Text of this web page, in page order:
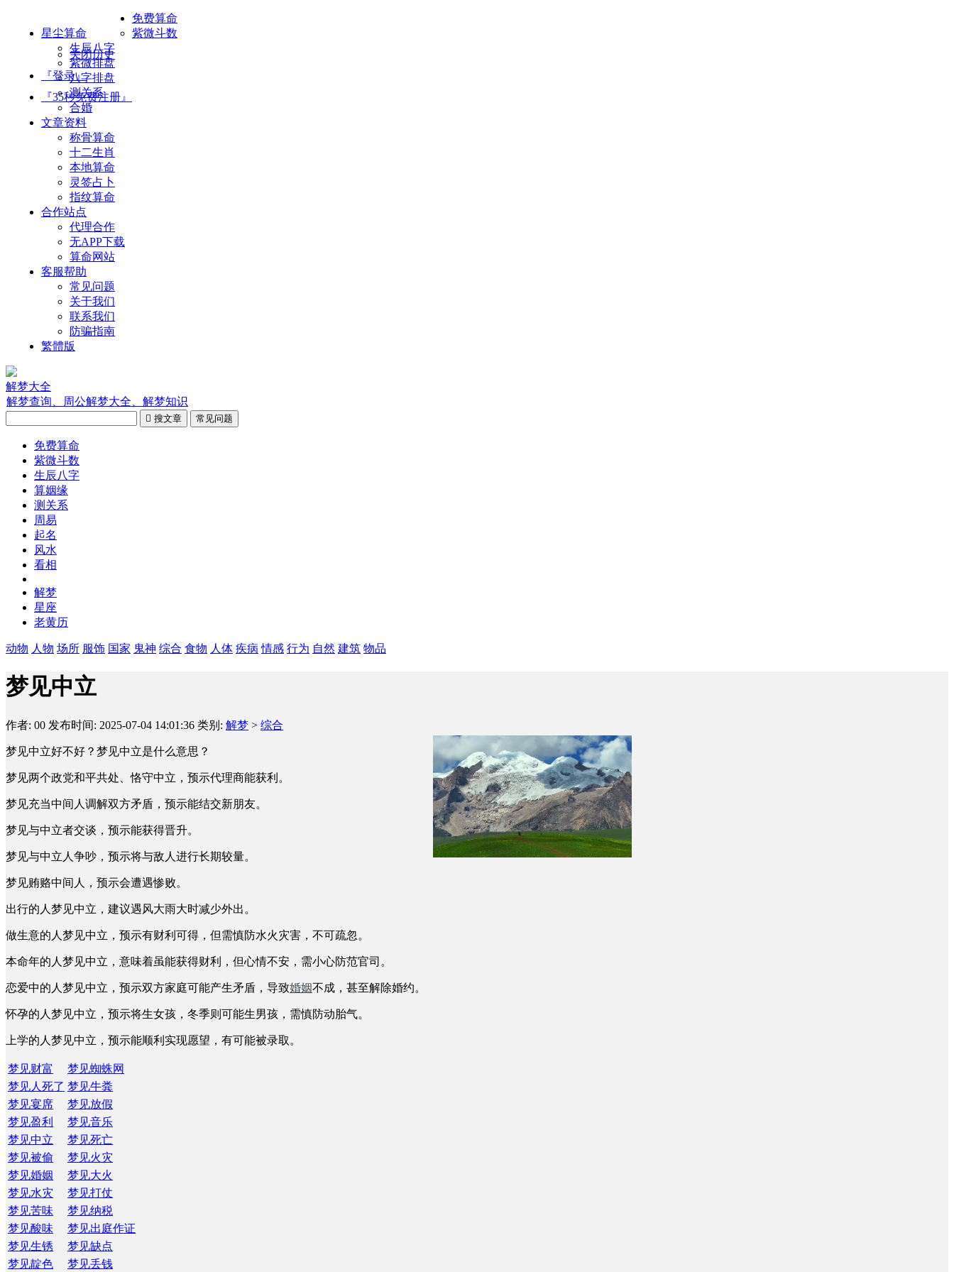
星尘算命
关闭历史
『登录』
『35秒免费注册』
免费算命
紫微斗数
生辰八字
紫微排盘
八字排盘
测关系
合婚
文章资料
称骨算命
十二生肖
本地算命
灵签占卜
指纹算命
合作站点
代理合作
无APP下载
算命网站
客服帮助
常见问题
关于我们
联系我们
防骗指南
繁體版
解梦大全
解梦查询、周公解梦大全、解梦知识
 搜文章 常见问题
免费算命
紫微斗数
生辰八字
算姻缘
测关系
周易
起名
风水
看相
解梦
星座
老黄历
动物 人物 场所 服饰 国家 鬼神 综合 食物 人体 疾病 情感 行为 自然 建筑 物品
梦见中立
作者: 00 发布时间: 2025-07-04 14:01:36 类别: 解梦 > 综合
梦见中立好不好？梦见中立是什么意思？
梦见两个政党和平共处、恪守中立，预示代理商能获利。
梦见充当中间人调解双方矛盾，预示能结交新朋友。
梦见与中立者交谈，预示能获得晋升。
梦见与中立人争吵，预示将与敌人进行长期较量。
梦见贿赂中间人，预示会遭遇惨败。
出行的人梦见中立，建议遇风大雨大时减少外出。
做生意的人梦见中立，预示有财利可得，但需慎防水火灾害，不可疏忽。
本命年的人梦见中立，意味着虽能获得财利，但心情不安，需小心防范官司。
恋爱中的人梦见中立，预示双方家庭可能产生矛盾，导致婚姻不成，甚至解除婚约。
怀孕的人梦见中立，预示将生女孩，冬季则可能生男孩，需慎防动胎气。
上学的人梦见中立，预示能顺利实现愿望，有可能被录取。
梦见财富
梦见蜘蛛网
梦见人死了 梦见牛粪
梦见宴席
梦见放假
梦见盈利
梦见音乐
梦见中立
梦见死亡
梦见被偷
梦见火灾
梦见婚姻
梦见大火
梦见水灾
梦见打仗
梦见苦味
梦见纳税
梦见酸味
梦见出庭作证
梦见生锈
梦见缺点
梦见靛色
梦见丢钱